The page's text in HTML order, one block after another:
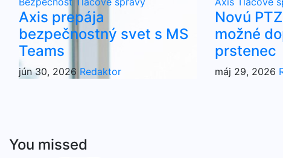
Axis prepája
bezpečnostný svet s MS
Teams
jún 30, 2026 Redaktor
Novú
možné
prstenec
máj 29, 2026
You missed